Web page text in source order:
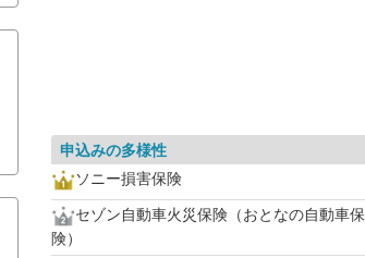
申込みの多様性
ソニー損害保険
セゾン自動車火災保険（おとなの自動車保
険）